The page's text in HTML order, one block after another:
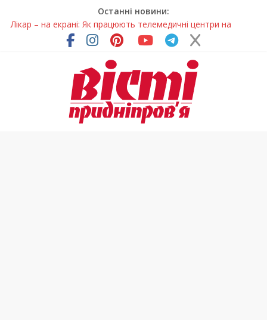
Останні новини:
Лікар – на екрані: Як працюють телемедичні центри на
Дніпропетровщині
У Дніпрі триває масштабна підготовка до опалювального
Пошуки тривають: на Дніпропетровщині досліджують місце
розташування легендарного монастиря (Фото)
Ветерани Дніпропетровщини отримують шанс на власне